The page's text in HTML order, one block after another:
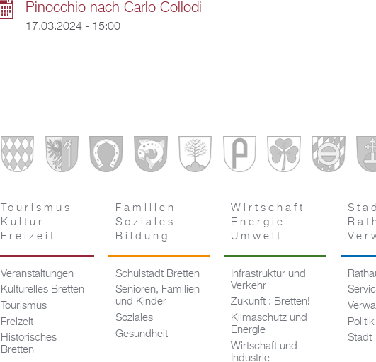
Pinocchio nach Carlo Collodi
17.03.2024 - 15:00
Tourismus
Kultur
Freizeit
Veranstaltungen
Kulturelles Bretten
Tourismus
Freizeit
Historisches
Bretten
Familien
Soziales
Bildung
Schulstadt Bretten
Senioren, Familien
und Kinder
Soziales
Gesundheit
Wirtschaft
Energie
Umwelt
Infrastruktur und
Verkehr
Zukunft : Bretten!
Klimaschutz und
Energie
Wirtschaft und
Industrie
Politik
Stadt